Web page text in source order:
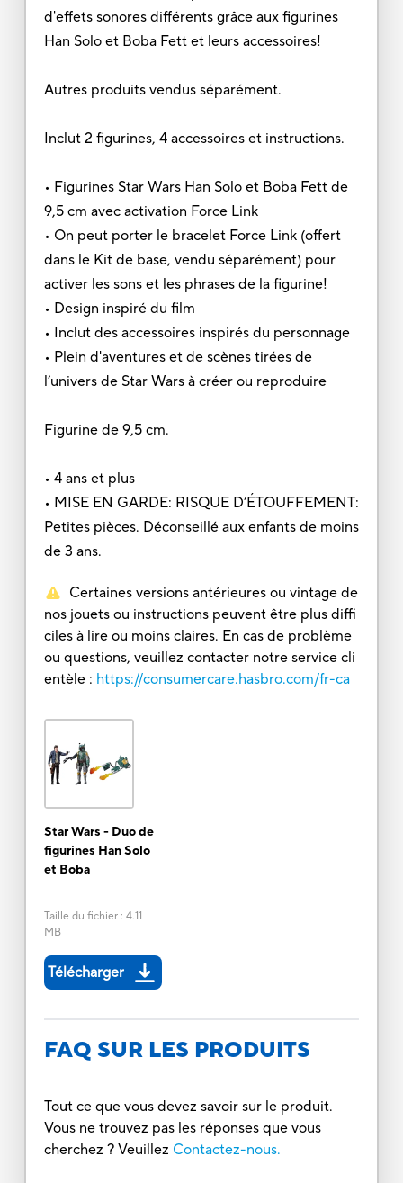
d'effets sonores différents grâce aux figurines
Han Solo et Boba Fett et leurs accessoires!
Autres produits vendus séparément.
Inclut 2 figurines, 4 accessoires et instructions.
• Figurines Star Wars Han Solo et Boba Fett de
9,5 cm avec activation Force Link
• On peut porter le bracelet Force Link (offert
dans le Kit de base, vendu séparément) pour
activer les sons et les phrases de la figurine!
• Design inspiré du film
• Inclut des accessoires inspirés du personnage
• Plein d'aventures et de scènes tirées de
l’univers de Star Wars à créer ou reproduire
Figurine de 9,5 cm.
• 4 ans et plus
• MISE EN GARDE: RISQUE D’ÉTOUFFEMENT:
Petites pièces. Déconseillé aux enfants de moins
de 3 ans.
Certaines versions antérieures ou vintage de
nos jouets ou instructions peuvent être plus diffi
ciles à lire ou moins claires. En cas de problème
ou questions, veuillez contacter notre service cli
entèle : https://consumercare.hasbro.com/fr-ca
Star Wars - Duo de
figurines Han Solo
et Boba
Taille du fichier: 4.11
MB
Télécharger
FAQ SUR LES PRODUITS
Tout ce que vous devez savoir sur le produit.
Vous ne trouvez pas les réponses que vous
cherchez ? Veuillez Contactez-nous.